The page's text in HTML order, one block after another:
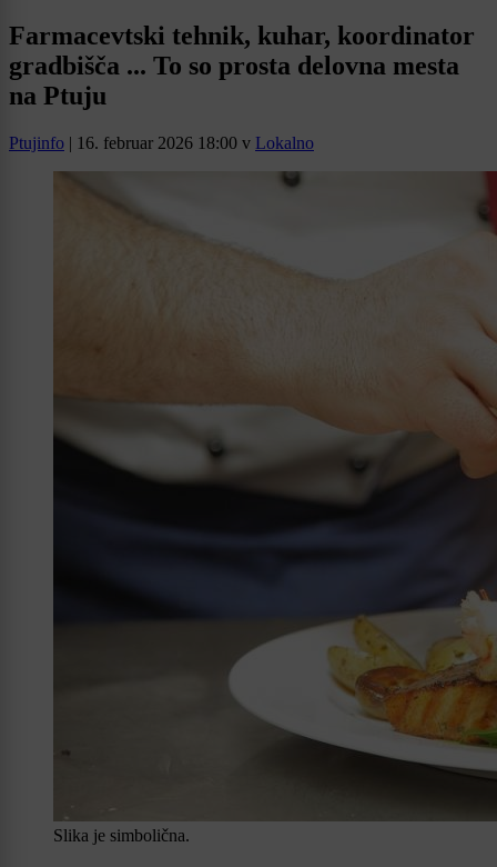
Farmacevtski tehnik, kuhar, koordinator
gradbišča ... To so prosta delovna mesta
na Ptuju
Ptujinfo | 16. februar 2026 18:00 v Lokalno
Slika je simbolična.